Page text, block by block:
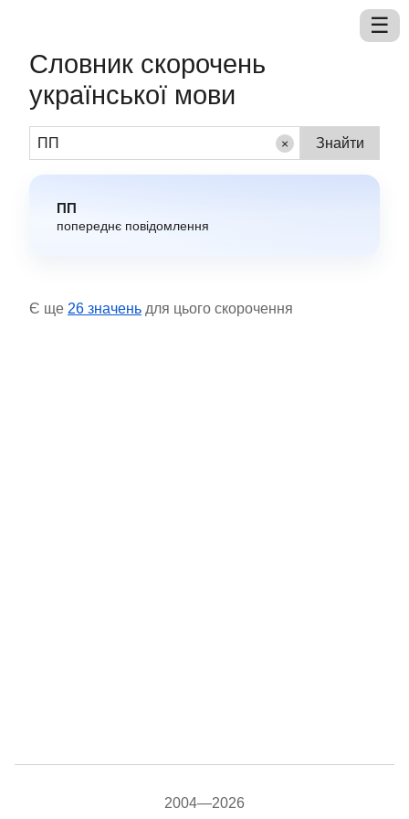
Словник скорочень
української мови
×
ПП
попереднє повідомлення
Є ще 26 значень для цього скорочення
2004—2026